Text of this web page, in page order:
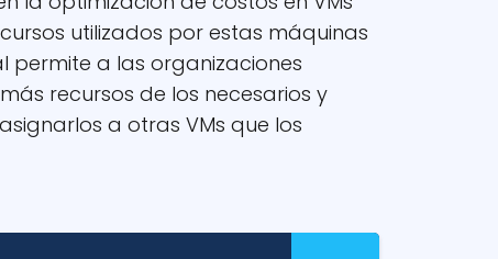
utilizados por estas máquinas
permite a las organizaciones
recursos de los necesarios y
a otras VMs que los